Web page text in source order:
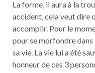
La forme, il aura à la
accident, cela veut dire
accomplir. Pour le
pour se morfondre
sa vie. La vie lui a été
honneur de ces 3